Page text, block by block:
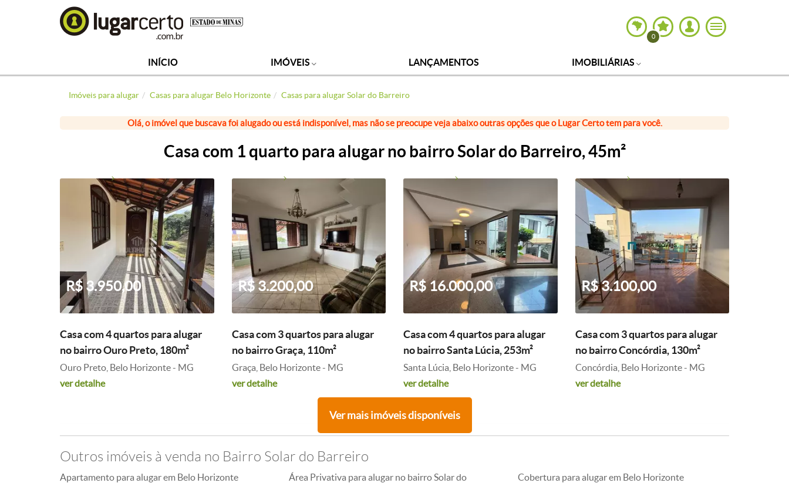
0
INÍCIO IMÓVEIS LANÇAMENTOS IMOBILIÁRIAS
Imóveis para alugar Casas para alugar Belo Horizonte Casas para alugar Solar do Barreiro
Olá, o imóvel que buscava foi alugado ou está indisponível, mas não se preocupe veja abaixo outras opções que o Lugar Certo tem para você.
Casa com 1 quarto para alugar no bairro Solar do Barreiro, 45m²
R$ 3.950,00
Casa com 4 quartos para alugar
no bairro Ouro Preto, 180m²
Ouro Preto, Belo Horizonte - MG
ver detalhe
R$ 3.200,00
Casa com 3 quartos para alugar
no bairro Graça, 110m²
Graça, Belo Horizonte - MG
ver detalhe
R$ 16.000,00
Casa com 4 quartos para alugar
no bairro Santa Lúcia, 253m²
Santa Lúcia, Belo Horizonte - MG
ver detalhe
R$ 3.100,00
Casa com 3 quartos para alugar
no bairro Concórdia, 130m²
Concórdia, Belo Horizonte - MG
ver detalhe
Ver mais imóveis disponíveis
Outros imóveis à venda no Bairro Solar do Barreiro
Apartamento para alugar em Belo Horizonte
Área Privativa para alugar no bairro Solar do
Cobertura para alugar em Belo Horizonte